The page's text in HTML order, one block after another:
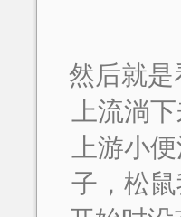
然后就
上流淌
上游小
子，松